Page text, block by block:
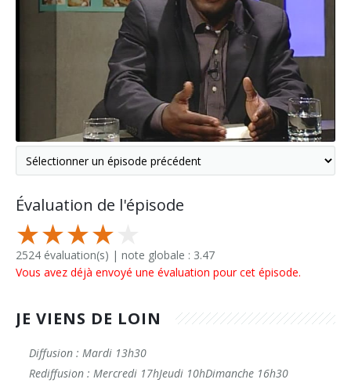
Évaluation de l'épisode
2524 évaluation(s) | note globale : 3.47
Vous avez déjà envoyé une évaluation pour cet épisode.
JE VIENS DE LOIN
Diffusion : Mardi 13h30
Rediffusion : Mercredi 17hJeudi 10hDimanche 16h30